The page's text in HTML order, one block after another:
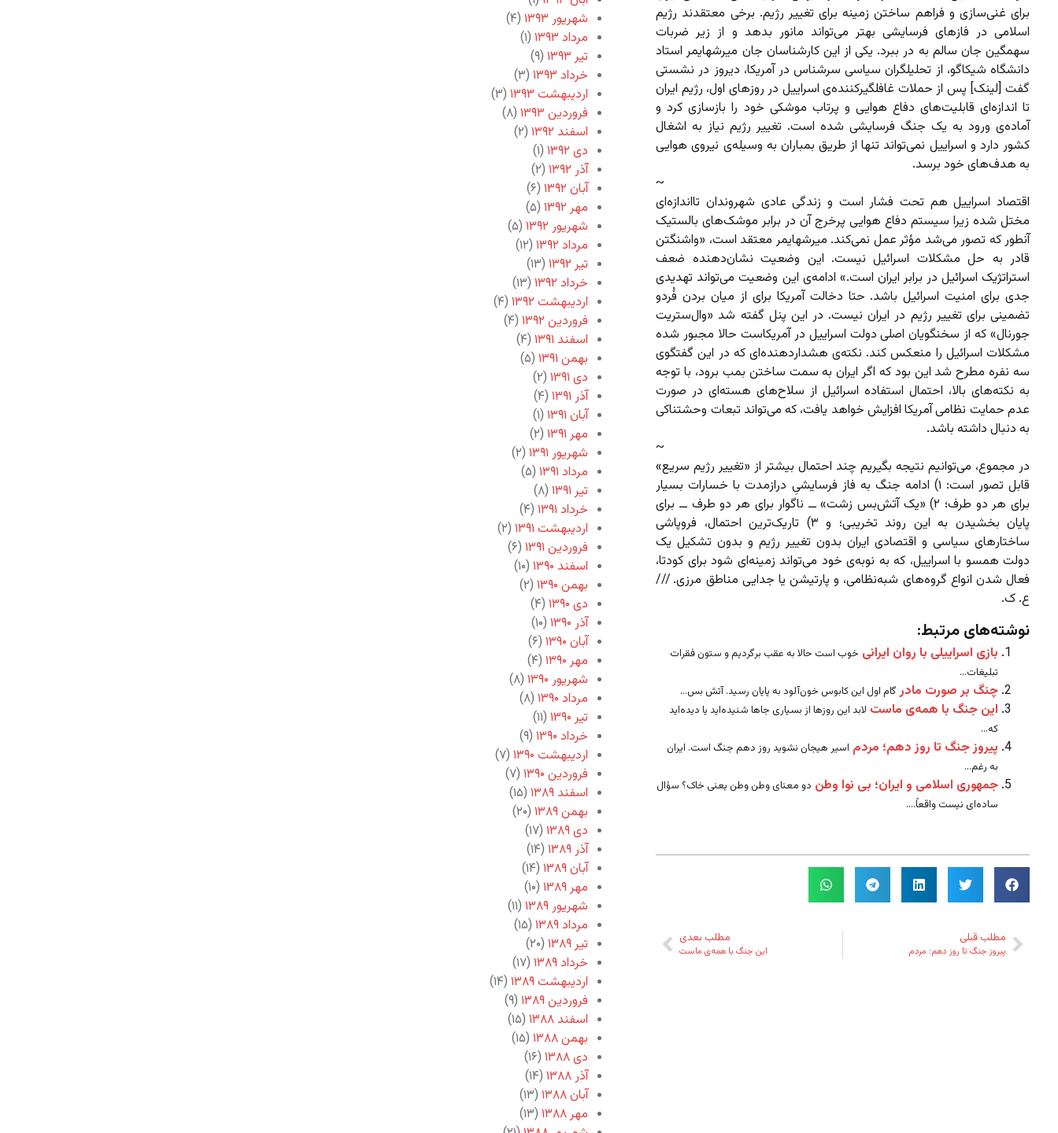
برای غنی‌سازی و فراهم ساختن زمینه برای تغییر رژیم. برخی معتقدند رژیم
اسلامی در فازهای فرسایشی بهتر می‌تواند مانور بدهد و از زیر ضربات
سهمگین جان سالم به در ببرد. یکی از این کارشناسان جان میرشهایمر استاد
دانشگاه شیکاگو، از تحلیلگران سیاسی سرشناس در آمریکا، دیروز در نشستی
گفت [لینک] پس از حملات غافلگیرکننده‌ی اسراییل در روزهای اول، رژیم ایران
تا اندازه‌ای قابلیت‌های دفاع هوایی و پرتاب موشکی خود را بازسازی کرد و
آماده‌ی ورود به یک جنگ فرسایشی شده است. تغییر رژیم نیاز به اشغال
کشور دارد و اسراییل نمی‌تواند تنها از طریق بمباران به وسیله‌ی نیروی هوایی
به هدف‌های خود برسد.
~
اقتصاد اسراییل هم تحت فشار است و زندگی عادی شهروندان تااندازه‌ای
مختل شده زیرا سیستم دفاع هوایی پرخرج آن در برابر موشک‌های بالستیک
آنطور که تصور می‌شد مؤثر عمل نمی‌کند. میرشهایمر معتقد است، «واشنگتن
قادر به حل مشکلات اسرائیل نیست. این وضعیت نشان‌دهنده ضعف
استراتژیک اسرائیل در برابر ایران است.» ادامه‌ی این وضعیت می‌تواند تهدیدی
جدی برای امنیت اسرائیل باشد. حتا دخالت آمریکا برای از میان بردن فُردو
تضمینی برای تغییر رژیم در ایران نیست. در این پنل گفته شد «وال‌ستریت
جورنال» که از سخنگویان اصلی دولت اسراییل در آمریکاست حالا مجبور شده
مشکلات اسرائیل را منعکس ‌کند. نکته‌ی هشداردهنده‌ای که در این گفتگوی
سه نفره مطرح شد این بود که اگر ایران به سمت ساختن بمب برود، با توجه
به نکته‌های بالا، احتمال استفاده اسرائیل از سلاح‌های هسته‌ای در صورت
عدم حمایت نظامی آمریکا افزایش خواهد یافت، که می‌تواند تبعات وحشتناکی
به دنبال داشته باشد.
~
در مجموع، می‌توانیم نتیجه بگیریم چند احتمال بیشتر از «تغییر رژیم سریع»
قابل تصور است: ۱) ادامه جنگ به فاز فرسایشیِ درازمدت با خسارات بسیار
برای هر دو طرف؛ ۲) «یک آتش‌بس زشت» ــ ناگوار برای هر دو طرف ــ برای
پایان بخشیدن به این روند تخریبی؛ و ۳) تاریک‌ترین احتمال، فروپاشی
ساختارهای سیاسی و اقتصادی ایران بدون تغییر رژیم و بدون تشکیل یک
دولت همسو با اسراییل، که به نوبه‌ی خود می‌تواند زمینه‌ای شود برای کودتا،
فعال شدن‌ انواع گروه‌های شبه‌نظامی، و پارتیشن یا جدایی‌ مناطق مرزی. ///
ع. ک.
نوشته‌های مرتبط:
بازی اسراییلی با روان ایرانی خوب است حالا به عقب برگردیم و ستون فقرات
تبلیغات...
چنگ بر صورت مادر گام اول این کابوس خون‌آلود به پایان رسید. آتش بس...
این جنگ با همه‌ی ماست لابد این روزها از بسیاری جاها شنیده‌اید یا دیده‌اید
که...
پیروز جنگ تا روز دهم؛ مردم اسیر هیجان نشوید روز دهم جنگ است. ایران
به رغم...
جمهوری اسلامی و ایران؛ بی نوا وطن دو معنای وطن وطن یعنی خاک؟ سؤال
ساده‌ای نیست واقعاً....
مطلب قبلی
پیروز جنگ تا روز دهم؛ مردم
مطلب بعدی
این جنگ با همه‌ی ماست
شهریور ۱۳۹۳
(۴)
مرداد ۱۳۹۳
(۱)
تیر ۱۳۹۳
(۹)
خرداد ۱۳۹۳
(۳)
اردیبهشت ۱۳۹۳
(۳)
فروردین ۱۳۹۳
(۸)
اسفند ۱۳۹۲
(۲)
دی ۱۳۹۲
(۱)
آذر ۱۳۹۲
(۲)
آبان ۱۳۹۲
(۶)
مهر ۱۳۹۲
(۵)
شهریور ۱۳۹۲
(۵)
مرداد ۱۳۹۲
(۱۲)
تیر ۱۳۹۲
(۱۳)
خرداد ۱۳۹۲
(۱۳)
اردیبهشت ۱۳۹۲
(۴)
فروردین ۱۳۹۲
(۴)
اسفند ۱۳۹۱
(۴)
بهمن ۱۳۹۱
(۵)
دی ۱۳۹۱
(۲)
آذر ۱۳۹۱
(۴)
آبان ۱۳۹۱
(۱)
مهر ۱۳۹۱
(۲)
شهریور ۱۳۹۱
(۲)
مرداد ۱۳۹۱
(۵)
تیر ۱۳۹۱
(۸)
خرداد ۱۳۹۱
(۴)
اردیبهشت ۱۳۹۱
(۲)
فروردین ۱۳۹۱
(۶)
اسفند ۱۳۹۰
(۱۰)
بهمن ۱۳۹۰
(۲)
دی ۱۳۹۰
(۴)
آذر ۱۳۹۰
(۱۰)
آبان ۱۳۹۰
(۶)
مهر ۱۳۹۰
(۴)
شهریور ۱۳۹۰
(۸)
مرداد ۱۳۹۰
(۸)
تیر ۱۳۹۰
(۱۱)
خرداد ۱۳۹۰
(۹)
اردیبهشت ۱۳۹۰
(۷)
فروردین ۱۳۹۰
(۷)
اسفند ۱۳۸۹
(۱۵)
بهمن ۱۳۸۹
(۲۰)
دی ۱۳۸۹
(۱۷)
آذر ۱۳۸۹
(۱۴)
آبان ۱۳۸۹
(۱۴)
مهر ۱۳۸۹
(۱۰)
شهریور ۱۳۸۹
(۱۱)
مرداد ۱۳۸۹
(۱۵)
تیر ۱۳۸۹
(۲۰)
خرداد ۱۳۸۹
(۱۷)
اردیبهشت ۱۳۸۹
(۱۴)
فروردین ۱۳۸۹
(۹)
اسفند ۱۳۸۸
(۱۵)
بهمن ۱۳۸۸
(۱۵)
دی ۱۳۸۸
(۱۶)
آذر ۱۳۸۸
(۱۴)
آبان ۱۳۸۸
(۱۳)
مهر ۱۳۸۸
(۱۳)